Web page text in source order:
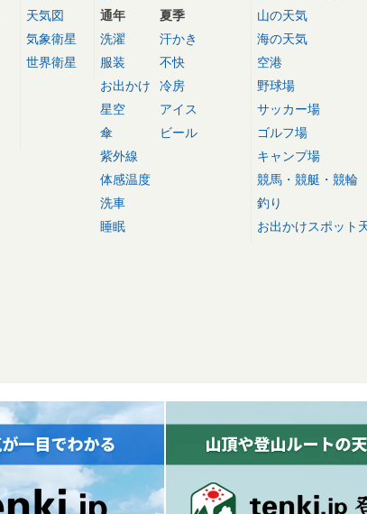
天気図
気象衛星
世界衛星
通年
洗濯
服装
お出かけ
星空
傘
紫外線
体感温度
洗車
睡眠
夏季
汗かき
不快
冷房
アイス
ビール
山の天気
海の天気
空港
野球場
サッカー場
ゴルフ場
キャンプ場
競馬・競艇・競輪
釣り
お出かけスポット